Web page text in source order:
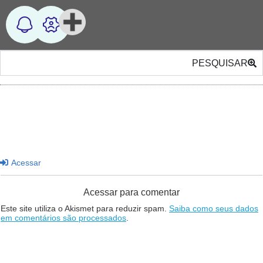
PESQUISAR
Acessar
Acessar para comentar
Este site utiliza o Akismet para reduzir spam. Saiba como seus dados
em comentários são processados